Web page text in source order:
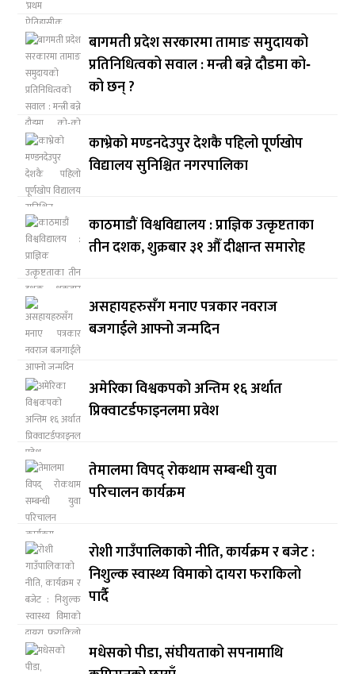
बागमती प्रदेश सरकारमा तामाङ समुदायको
प्रतिनिधित्वको सवाल : मन्त्री बन्ने दौडमा को‐
को छन् ?
काभ्रेको मण्डनदेउपुर देशकै पहिलो पूर्णखोप
विद्यालय सुनिश्चित नगरपालिका
काठमाडौं विश्वविद्यालय : प्राज्ञिक उत्कृष्टताका
तीन दशक, शुक्रबार ३१ औँ दीक्षान्त समारोह
असहायहरुसँग मनाए पत्रकार नवराज
बजगाईले आफ्नो जन्मदिन
अमेरिका विश्वकपको अन्तिम १६ अर्थात
प्रिक्वाटर्डफाइनलमा प्रवेश
तेमालमा विपद् रोकथाम सम्बन्धी युवा
परिचालन कार्यक्रम
रोशी गाउँपालिकाको नीति, कार्यक्रम र बजेट :
निशुल्क स्वास्थ्य विमाको दायरा फराकिलो
पार्दै
मधेसको पीडा, संघीयताको सपनामाथि